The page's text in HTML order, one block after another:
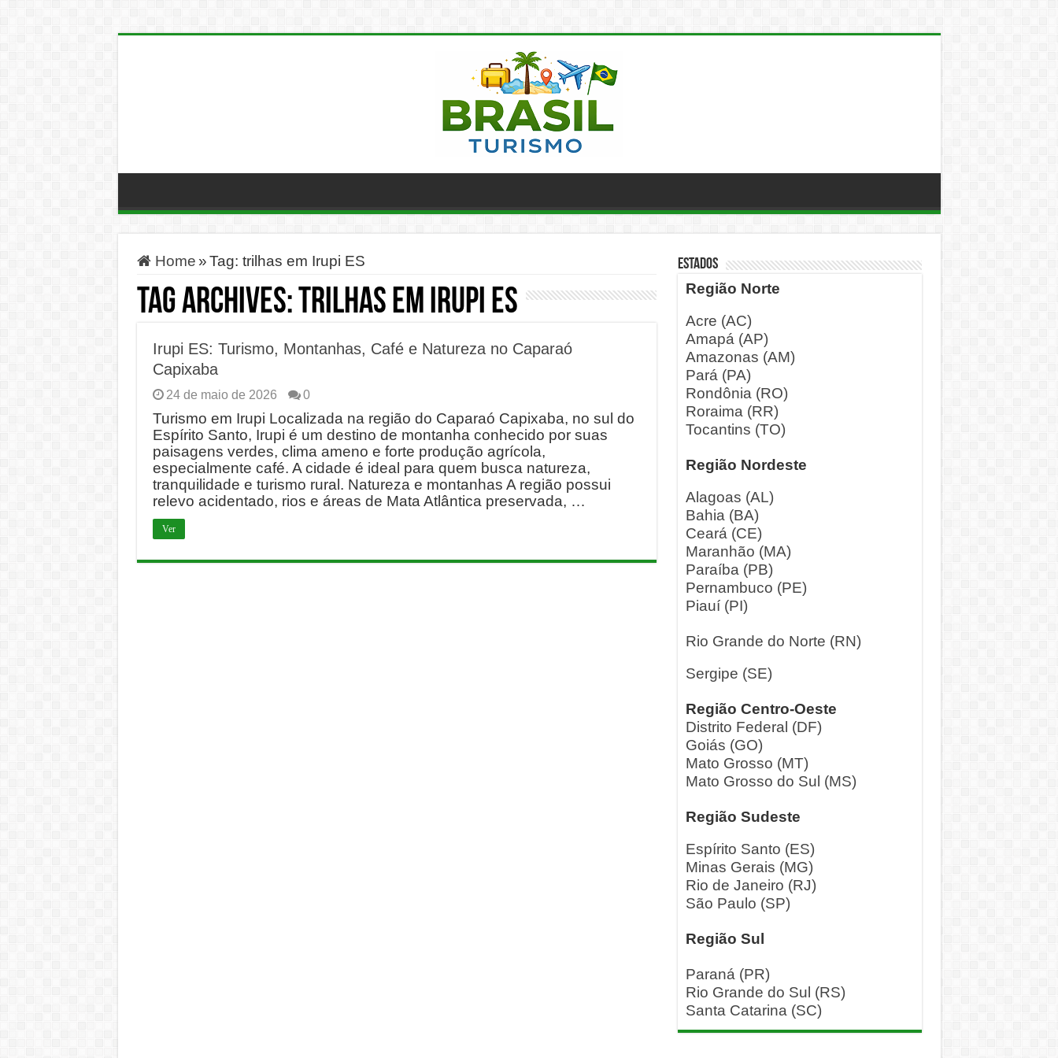
Home »Tag: trilhas em Irupi ES
Tag Archives:trilhas em Irupi ES
Irupi ES: Turismo, Montanhas, Café e Natureza no Caparaó
Capixaba
24 de maio de 2026 0
Turismo em Irupi Localizada na região do Caparaó Capixaba, no sul do
Espírito Santo, Irupi é um destino de montanha conhecido por suas
paisagens verdes, clima ameno e forte produção agrícola,
especialmente café. A cidade é ideal para quem busca natureza,
tranquilidade e turismo rural. Natureza e montanhas A região possui
relevo acidentado, rios e áreas de Mata Atlântica preservada, …
Ver
ESTADOS
Região Norte
Acre (AC)
Amapá (AP)
Amazonas (AM)
Pará (PA)
Rondônia (RO)
Roraima (RR)
Tocantins (TO)
Região Nordeste
Alagoas (AL)
Bahia (BA)
Ceará (CE)
Maranhão (MA)
Paraíba (PB)
Pernambuco (PE)
Piauí (PI)
Rio Grande do Norte (RN)
Sergipe (SE)
Região Centro-Oeste
Distrito Federal (DF)
Goiás (GO)
Mato Grosso (MT)
Mato Grosso do Sul (MS)
Região Sudeste
Espírito Santo (ES)
Minas Gerais (MG)
Rio de Janeiro (RJ)
São Paulo (SP)
Região Sul
Paraná (PR)
Rio Grande do Sul (RS)
Santa Catarina (SC)